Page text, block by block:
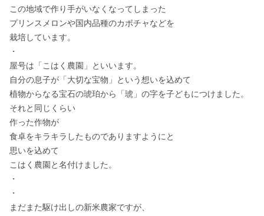
この地域で作り手がいなくなってしまった
プリンスメロンや国内品種のカボチャなどを
栽培しています。
・
屋号は「こはく農園」といいます。
自分の息子が「大切な宝物」という想いを込めて
植物からなる宝石の琥珀から「琥」の字を子どもにつけました。
それと同じくらい
作った作物が
食卓をキラキラしたものでありますようにと
思いを込めて
こはく農園と名付けました。
・
・
まだまた駆け出しの新米農家ですが、